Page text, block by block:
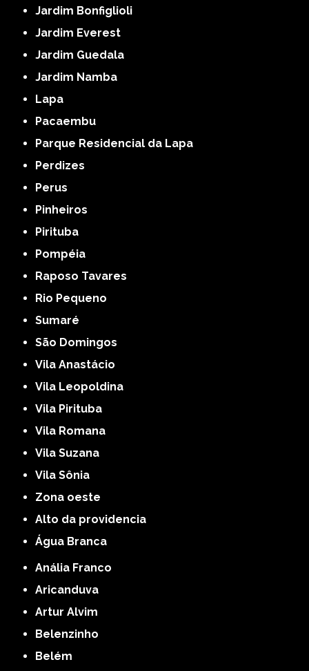
Jardim Bonfiglioli
Jardim Everest
Jardim Guedala
Jardim Namba
Lapa
Pacaembu
Parque Residencial da Lapa
Perdizes
Perus
Pinheiros
Pirituba
Pompéia
Raposo Tavares
Rio Pequeno
Sumaré
São Domingos
Vila Anastácio
Vila Leopoldina
Vila Pirituba
Vila Romana
Vila Suzana
Vila Sônia
Zona oeste
alto da providencia
Água Branca
Anália Franco
Aricanduva
Artur Alvim
Belenzinho
Belém